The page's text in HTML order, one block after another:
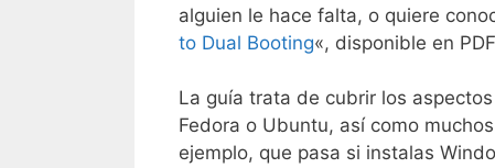
alguien le hace falta, o quiere
to Dual Booting«, disponible en
La guía trata de cubrir los
Fedora o Ubuntu, así como
ejemplo, que pasa si instalas